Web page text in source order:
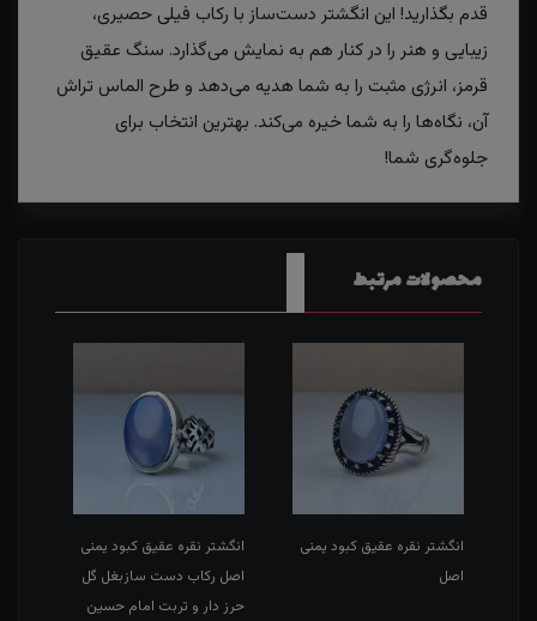
قدم بگذارید! این انگشتر دست‌ساز با رکاب فیلی‌ حصیری،
زیبایی و هنر را در کنار هم به نمایش می‌گذارد. سنگ عقیق
قرمز، انرژی مثبت را به شما هدیه می‌دهد و طرح الماس تراش
آن، نگاه‌ها را به شما خیره می‌کند. بهترین انتخاب برای
جلوه‌گری شما!
محصولات مرتبط
انگشتر نقره عقیق کبود یمنی
اصل
انگشتر نقره عقیق کبود یمنی
اصل رکاب دست سازبغل گل
حرز دار و تربت امام حسین